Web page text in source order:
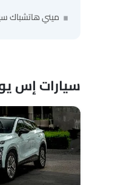
ميني هاتشباك
سيارات إس